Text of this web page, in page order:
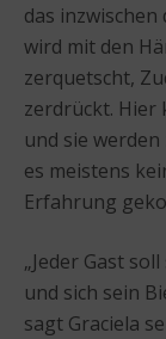
das
wird mit den
zerquetscht,
zerdrückt. Hier
und sie
es meistens
Erfahrung
„Jeder Gast
und sich sein
sagt Graciela